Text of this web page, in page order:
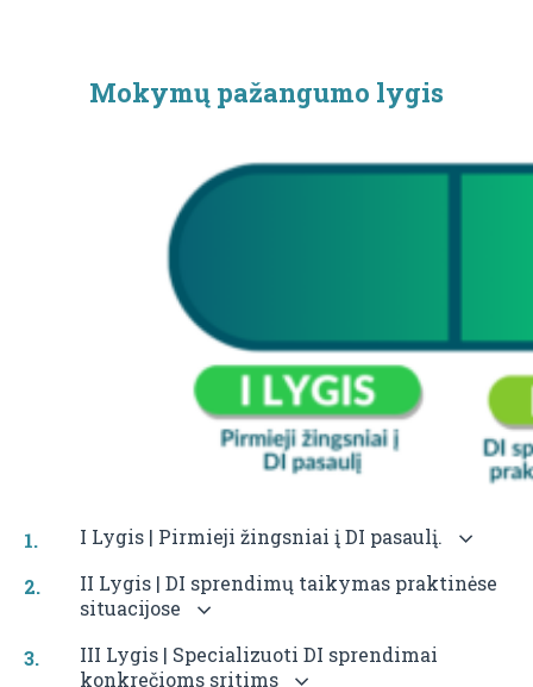
Mokymų pažangumo lygis
I Lygis | Pirmieji žingsniai į DI pasaulį.
II Lygis | DI sprendimų taikymas praktinėse
situacijose
III Lygis | Specializuoti DI sprendimai
konkrečioms sritims